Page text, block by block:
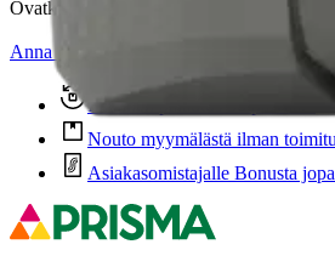
Ovatko tuotetiedot riittävät? Jos
Anna palautetta Avautuu uuteen
Ilmainen palautus 30 päivää.*
Nouto myymälästä ilman
Asiakasomistajalle Bonusta